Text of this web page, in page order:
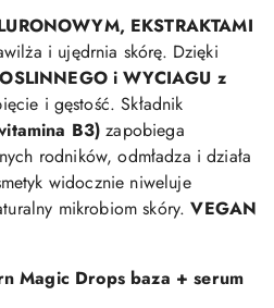
EKSTRAKTAMI
i ujędrnia skórę. Dzięki
i WYCIAGU z
i gęstość. Składnik
B3) zapobiega
rodników, odmładza i działa
widocznie niweluje
mikrobiom skóry. VEGAN
Magic Drops baza + serum